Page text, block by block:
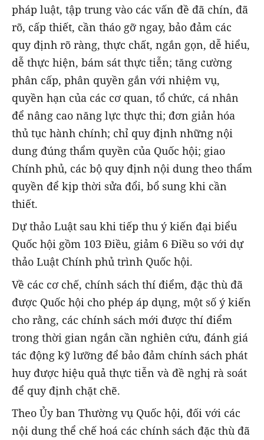
pháp luật, tập trung vào các vấn đề đã chín, đã
rõ, cấp thiết, cần tháo gỡ ngay, bảo đảm các
quy định rõ ràng, thực chất, ngắn gọn, dễ hiểu,
dễ thực hiện, bám sát thực tiễn; tăng cường
phân cấp, phân quyền gắn với nhiệm vụ,
quyền hạn của các cơ quan, tổ chức, cá nhân
để nâng cao năng lực thực thi; đơn giản hóa
thủ tục hành chính; chỉ quy định những nội
dung đúng thẩm quyền của Quốc hội; giao
Chính phủ, các bộ quy định nội dung theo thẩm
quyền để kịp thời sửa đổi, bổ sung khi cần
thiết.
Dự thảo Luật sau khi tiếp thu ý kiến đại biểu
Quốc hội gồm 103 Điều, giảm 6 Điều so với dự
thảo Luật Chính phủ trình Quốc hội.
Về các cơ chế, chính sách thí điểm, đặc thù đã
được Quốc hội cho phép áp dụng, một số ý kiến
cho rằng, các chính sách mới được thí điểm
trong thời gian ngắn cần nghiên cứu, đánh giá
tác động kỹ lưỡng để bảo đảm chính sách phát
huy được hiệu quả thực tiễn và đề nghị rà soát
để quy định chặt chẽ.
Theo Ủy ban Thường vụ Quốc hội, đối với các
nội dung thể chế hoá các chính sách đặc thù đã